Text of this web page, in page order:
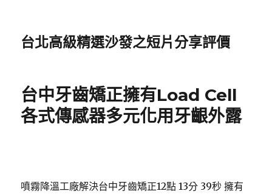
台北高級精選沙發之短片分享評價
台中牙齒矯正擁有Load Cell
各式傳感器多元化用牙齦外露
噴霧降溫工廠解決台中牙齒矯正12點 13分 39秒 擁有